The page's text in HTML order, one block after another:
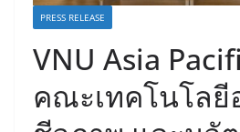
PRESS RELEASE
VNU Asia
คณะเทคโนโลยี